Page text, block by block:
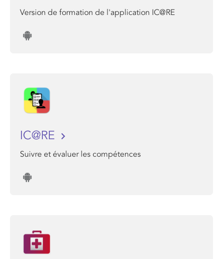
Version de formation de l'application IC@RE
IC@RE
Suivre et évaluer les compétences